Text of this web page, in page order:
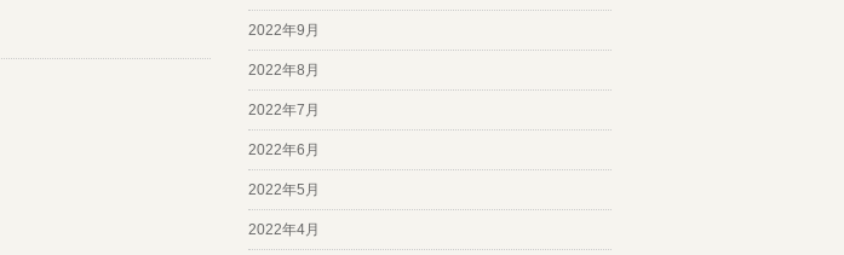
2022年9月
2022年8月
2022年7月
2022年6月
2022年5月
2022年4月